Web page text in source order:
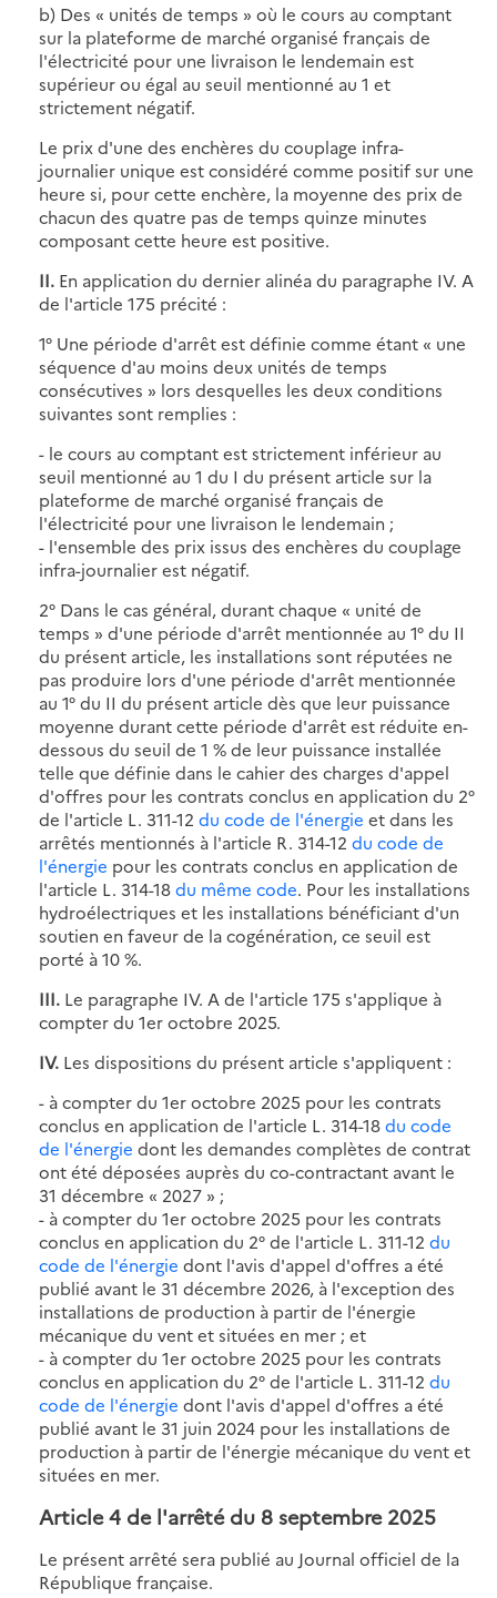
b) Des « unités de temps » où le cours au comptant
sur la plateforme de marché organisé français de
l'électricité pour une livraison le lendemain est
supérieur ou égal au seuil mentionné au 1 et
strictement négatif.
Le prix d'une des enchères du couplage infra-
journalier unique est considéré comme positif sur une
heure si, pour cette enchère, la moyenne des prix de
chacun des quatre pas de temps quinze minutes
composant cette heure est positive.
II. En application du dernier alinéa du paragraphe IV. A
de l'article 175 précité :
1° Une période d'arrêt est définie comme étant « une
séquence d'au moins deux unités de temps
consécutives » lors desquelles les deux conditions
suivantes sont remplies :
- le cours au comptant est strictement inférieur au
seuil mentionné au 1 du I du présent article sur la
plateforme de marché organisé français de
l'électricité pour une livraison le lendemain ;
- l'ensemble des prix issus des enchères du couplage
infra-journalier est négatif.
2° Dans le cas général, durant chaque « unité de
temps » d'une période d'arrêt mentionnée au 1° du II
du présent article, les installations sont réputées ne
pas produire lors d'une période d'arrêt mentionnée
au 1° du II du présent article dès que leur puissance
moyenne durant cette période d'arrêt est réduite en-
dessous du seuil de 1 % de leur puissance installée
telle que définie dans le cahier des charges d'appel
d'offres pour les contrats conclus en application du 2°
de l'article L. 311-12 du code de l'énergie et dans les
arrêtés mentionnés à l'article R. 314-12 du code de
l'énergie pour les contrats conclus en application de
l'article L. 314-18du même code. Pour les installations
hydroélectriques et les installations bénéficiant d'un
soutien en faveur de la cogénération, ce seuil est
porté à 10 %.
III. Le paragraphe IV. A de l'article 175 s'applique à
compter du 1er octobre 2025.
IV. Les dispositions du présent article s'appliquent :
- à compter du 1er octobre 2025 pour les contrats
conclus en application de l'article L. 314-18du code
de l'énergie dont les demandes complètes de contrat
ont été déposées auprès du co-contractant avant le
31 décembre « 2027 » ;
- à compter du 1er octobre 2025 pour les contrats
conclus en application du 2° de l'article L. 311-12 du
code de l'énergie dont l'avis d'appel d'offres a été
publié avant le 31 décembre 2026, à l'exception des
installations de production à partir de l'énergie
mécanique du vent et situées en mer ; et
- à compter du 1er octobre 2025 pour les contrats
conclus en application du 2° de l'article L. 311-12 du
code de l'énergie dont l'avis d'appel d'offres a été
publié avant le 31 juin 2024 pour les installations de
production à partir de l'énergie mécanique du vent et
situées en mer.
Article 4 de l'arrêté du 8 septembre 2025
Le présent arrêté sera publié au Journal officiel de la
République française.